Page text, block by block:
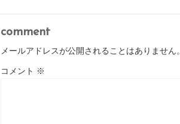
comment
メールアドレスが公開されることはありません。
コメント ※